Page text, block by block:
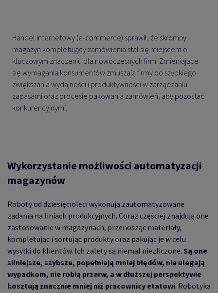
Handel internetowy (e-commerce) sprawił, że skromny
magazyn kompletujący zamówienia stał się miejscem o
kluczowym znaczeniu dla nowoczesnych firm. Zmieniające
się wymagania konsumentów zmuszają firmy do szybkiego
zwiększania wydajności i produktywności w zarządzaniu
zapasami oraz procesie pakowania zamówień, aby pozostać
konkurencyjnymi.
Wykorzystanie możliwości automatyzacji
magazynów
Roboty od dziesięcioleci wykonują zautomatyzowane
zadania na liniach produkcyjnych. Coraz częściej znajdują one
zastosowanie w magazynach, przenosząc materiały,
kompletując i sortując produkty oraz pakując je w celu
wysyłki do klientów. Ich zalety są niemal niezliczone. Są one
silniejsze, szybsze, popełniają mniej błędów, nie ulegają
wypadkom, nie robią przerw, a w dłuższej perspektywie
kosztują znacznie mniej niż pracownicy etatowi. Robotyka